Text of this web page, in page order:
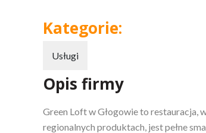
Kategorie:
Usługi
Opis firmy
Green Loft w Głogowie to restauracja,
regionalnych produktach, jestpełne